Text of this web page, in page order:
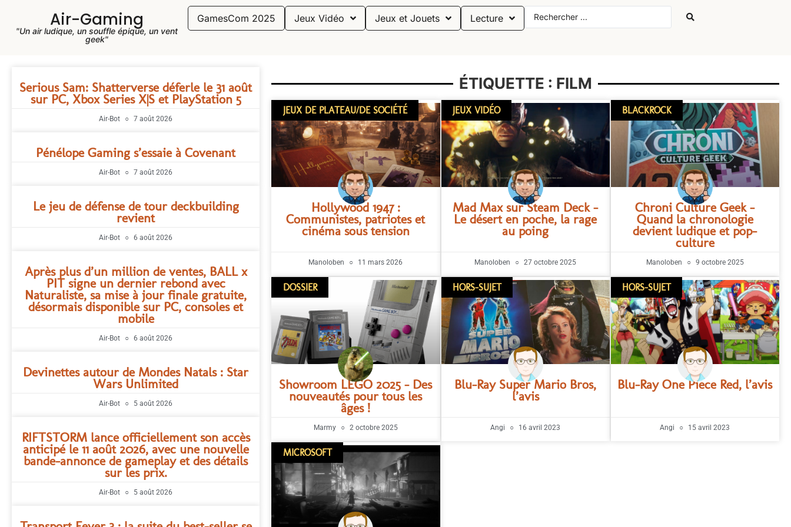
Air-Gaming
"Un air ludique, un souffle épique, un vent
geek"
GamesCom 2025 Jeux Vidéo Jeux et Jouets Lecture
Serious Sam: Shatterverse déferle le 31 août
sur PC, Xbox Series X|S et PlayStation 5
Air-Bot 7 août 2026
Pénélope Gaming s’essaie à Covenant
Air-Bot 7 août 2026
Le jeu de défense de tour deckbuilding
revient
Air-Bot 6 août 2026
Après plus d’un million de ventes, BALL x
PIT signe un dernier rebond avec
Naturaliste, sa mise à jour finale gratuite,
désormais disponible sur PC, consoles et
mobile
Air-Bot 6 août 2026
Devinettes autour de Mondes Natals : Star
Wars Unlimited
Air-Bot 5 août 2026
RIFTSTORM lance officiellement son accès
anticipé le 11 août 2026, avec une nouvelle
bande-annonce de gameplay et des détails
sur les prix.
Air-Bot 5 août 2026
ÉTIQUETTE : FILM
JEUX DE PLATEAU/DE SOCIÉTÉ
Hollywood 1947 :
Communistes, patriotes et
cinéma sous tension
Manoloben 11 mars 2026
JEUX VIDÉO
Mad Max sur Steam Deck –
Le désert en poche, la rage
au poing
Manoloben 27 octobre 2025
BLACKROCK
Chroni Culture Geek –
Quand la chronologie
devient ludique et pop-
culture
Manoloben 9 octobre 2025
DOSSIER
Showroom LEGO 2025 – Des
nouveautés pour tous les
âges !
Marmy 2 octobre 2025
HORS-SUJET
Blu-Ray Super Mario Bros,
l’avis
Angi 16 avril 2023
HORS-SUJET
Blu-Ray One Piece Red, l’avis
Angi 15 avril 2023
MICROSOFT